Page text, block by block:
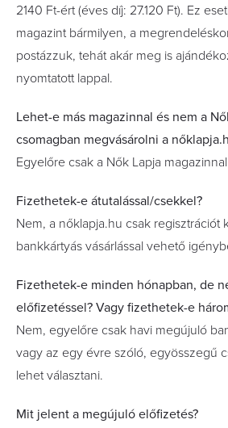
2140 Ft-ért (éves díj: 27.120 Ft). Ez
magazint bármilyen, a
postázzuk, tehát akár meg is
nyomtatott lappal.
Lehet-e más magazinnal és nem a
csomagban megvásárolni a
Egyelőre csak a Nők Lapja
Fizethetek-e átutalással/csekkel?
Nem, a nőklapja.hu csak regisztrációt
bankkártyás vásárlással vehető
Fizethetek-e minden hónapban, de
előfizetéssel? Vagy fizethetek-e
Nem, egyelőre csak havi megújuló
vagy az egy évre szóló, egyösszegű
lehet választani.
Mit jelent a megújuló előfizetés?